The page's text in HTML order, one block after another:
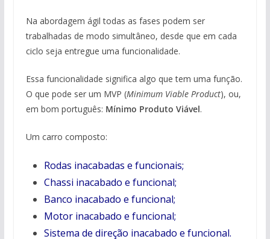
Na abordagem ágil todas as fases podem ser
trabalhadas de modo simultâneo, desde que em cada
ciclo seja entregue uma funcionalidade.
Essa funcionalidade significa algo que tem uma função.
O que pode ser um MVP (Minimum Viable Product), ou,
em bom português: Mínimo Produto Viável.
Um carro composto:
Rodas inacabadas e funcionais;
Chassi inacabado e funcional;
Banco inacabado e funcional;
Motor inacabado e funcional;
Sistema de direção inacabado e funcional.